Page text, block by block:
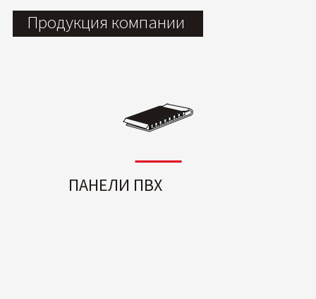
Продукция компании
ПАНЕЛИ ПВХ